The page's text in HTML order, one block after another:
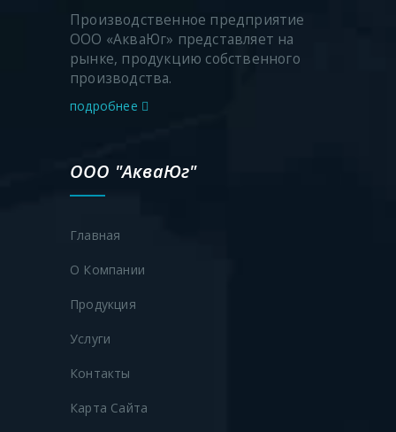
Производственное предприятие
ООО «АкваЮг» представляет на
рынке, продукцию собственного
производства.
подробнее
ООО "АкваЮг"
Главная
О Компании
Продукция
Услуги
Контакты
Карта Сайта